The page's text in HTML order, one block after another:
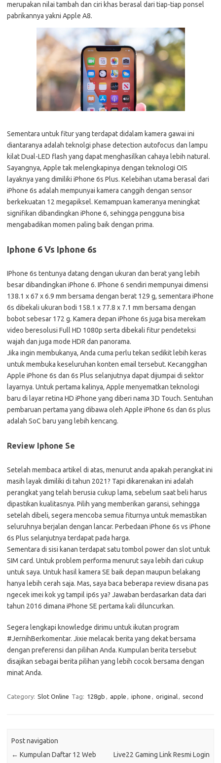
merupakan nilai tambah dan ciri khas berasal dari tiap-tiap ponsel
pabrikannya yakni Apple A8.
Sementara untuk fitur yang terdapat didalam kamera gawai ini
diantaranya adalah teknolgi phase detection autofocus dan lampu
kilat Dual-LED flash yang dapat menghasilkan cahaya lebih natural.
Sayangnya, Apple tak melengkapinya dengan teknologi OIS
layaknya yang dimiliki iPhone 6s Plus. Kelebihan utama berasal dari
iPhone 6s adalah mempunyai kamera canggih dengan sensor
berkekuatan 12 megapiksel. Kemampuan kameranya meningkat
signifikan dibandingkan iPhone 6, sehingga pengguna bisa
mengabadikan momen paling baik dengan prima.
Iphone 6 Vs Iphone 6s
IPhone 6s tentunya datang dengan ukuran dan berat yang lebih
besar dibandingkan iPhone 6. IPhone 6 sendiri mempunyai dimensi
138.1 x 67 x 6.9 mm bersama dengan berat 129 g, sementara iPhone
6s dibekali ukuran bodi 158.1 x 77.8 x 7.1 mm bersama dengan
bobot sebesar 172 g. Kamera depan iPhone 6s juga bisa merekam
video beresolusi Full HD 1080p serta dibekali fitur pendeteksi
wajah dan juga mode HDR dan panorama.
Jika ingin membukanya, Anda cuma perlu tekan sedikit lebih keras
untuk membuka keseluruhan konten email tersebut. Kecanggihan
Apple iPhone 6s dan 6s Plus selanjutnya dapat dijumpai di sektor
layarnya. Untuk pertama kalinya, Apple menyematkan teknologi
baru di layar retina HD iPhone yang diberi nama 3D Touch. Sentuhan
pembaruan pertama yang dibawa oleh Apple iPhone 6s dan 6s plus
adalah SoC baru yang lebih kencang.
Review Iphone Se
Setelah membaca artikel di atas, menurut anda apakah perangkat ini
masih layak dimiliki di tahun 2021? Tapi dikarenakan ini adalah
perangkat yang telah berusia cukup lama, sebelum saat beli harus
dipastikan kualitasnya. Pilih yang memberikan garansi, sehingga
setelah dibeli, segera mencoba semua fiturnya untuk memastikan
seluruhnya berjalan dengan lancar. Perbedaan iPhone 6s vs iPhone
6s Plus selanjutnya terdapat pada harga.
Sementara di sisi kanan terdapat satu tombol power dan slot untuk
SIM card. Untuk problem performa menurut saya lebih dari cukup
untuk saya. Untuk hasil kamera SE baik depan maupun belakang
hanya lebih cerah saja. Mas, saya baca beberapa review disana pas
ngecek imei kok yg tampil ip6s ya? Jawaban berdasarkan data dari
tahun 2016 dimana iPhone SE pertama kali diluncurkan.
Segera lengkapi knowledge dirimu untuk ikutan program
#JernihBerkomentar. Jixie melacak berita yang dekat bersama
dengan preferensi dan pilihan Anda. Kumpulan berita tersebut
disajikan sebagai berita pilihan yang lebih cocok bersama dengan
minat Anda.
Category: Slot Online Tag: 128gb , apple , iphone , original, second
Post navigation
← Kumpulan Daftar 12 Web Live22 Gaming Link Resmi Login